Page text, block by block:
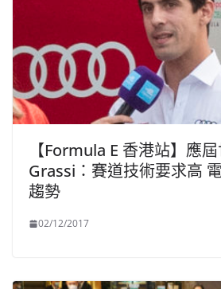
【Formula E 香港站】應
Grassi：賽道技術要求高
趨勢
02/12/2017